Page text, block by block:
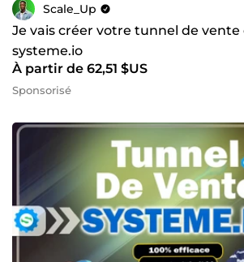
Scale_Up
Je vais créer votre tunnel de
systeme.io
À partir de 62,51 $US
Sponsorisé